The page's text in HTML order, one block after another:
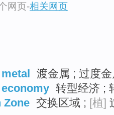
网页-相关网页
渡金属 ; 过度
转型经济 ;
Zone 交换区域 ; [植]